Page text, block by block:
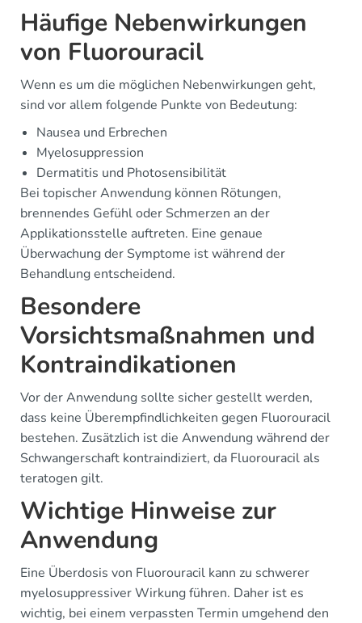
Häufige Nebenwirkungen
von Fluorouracil
Wenn es um die möglichen Nebenwirkungen geht,
sind vor allem folgende Punkte von Bedeutung:
Nausea und Erbrechen
Myelosuppression
Dermatitis und Photosensibilität
Bei topischer Anwendung können Rötungen,
brennendes Gefühl oder Schmerzen an der
Applikationsstelle auftreten. Eine genaue
Überwachung der Symptome ist während der
Behandlung entscheidend.
Besondere
Vorsichtsmaßnahmen und
Kontraindikationen
Vor der Anwendung sollte sicher gestellt werden,
dass keine Überempfindlichkeiten gegen Fluorouracil
bestehen. Zusätzlich ist die Anwendung während der
Schwangerschaft kontraindiziert, da Fluorouracil als
teratogen gilt.
Wichtige Hinweise zur
Anwendung
Eine Überdosis von Fluorouracil kann zu schwerer
myelosuppressiver Wirkung führen. Daher ist es
wichtig, bei einem verpassten Termin umgehend den